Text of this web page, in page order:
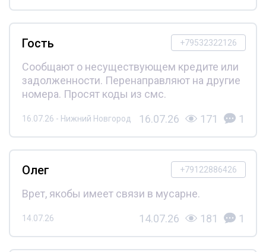
+79532322126
Гость
Сообщают о несуществующем кредите или
задолженности. Перенаправляют на другие
номера. Просят коды из смс.
16.07.26 - Нижний Новгород 16.07.26 171 1
+79122886426
Олег
Врет, якобы имеет связи в мусарне.
14.07.26 14.07.26 181 1